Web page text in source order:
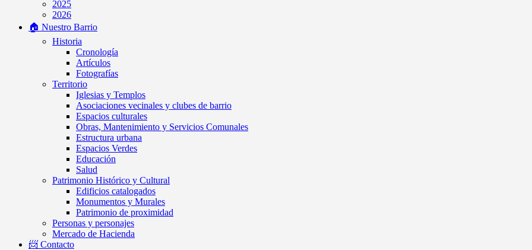
2025
2026
🏠 Nuestro Barrio
Historia
Cronología
Artículos
Fotografías
Territorio
Iglesias y Templos
Asociaciones vecinales y clubes de barrio
Espacios culturales
Obras, Mantenimiento y Servicios Comunales
Estructura urbana
Espacios Verdes
Educación
Salud
Patrimonio Histórico y Cultural
Edificios catalogados
Monumentos y Murales
Patrimonio de proximidad
Personas y personajes
Mercado de Hacienda
📨 Contacto